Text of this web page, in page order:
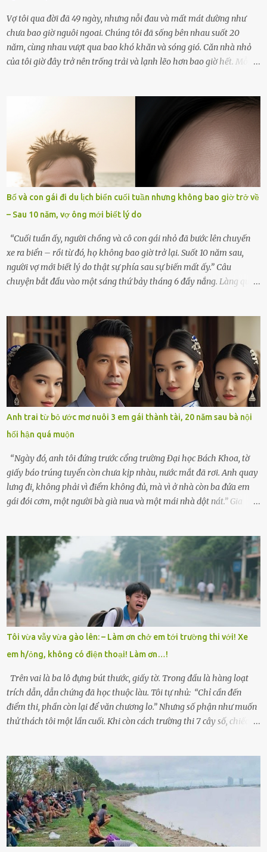
Vợ tôi qua đời đã 49 ngày, nhưng nỗi đau và mất mát dường như
chưa bao giờ nguôi ngoai. Chúng tôi đã sống bên nhau suốt 20
năm, cùng nhau vượt qua bao khó khăn và sóng gió. Căn nhà nhỏ
của tôi giờ đây trở nên trống trải và lạnh lẽo hơn bao giờ hết. Mỗi
rơi vào khoảng trống vô tận, chẳng còn muốn làm gì ngoài việc
ngồi lặng lẽ nhớ về cô ấy. Nhưng cuộc sống không cho phép tôi mãi
chìm đắm trong đau khổ. Họ hàng, bạn bè và những người thân
thiết đã đến bên, giúp tôi tổ chức tang lễ chu toàn. Và hôm nay là
ngày giỗ đầu tiên của vợ, 49 ngày sau khi cô ấy rời xa tôi mãi
mãi.Buổi sáng hôm đó, sau khi cúng cơm xong, tôi quyết định lên
sắp xếp lại bàn thờ vợ. Mọi thứ vẫn như mọi ngày, nhưng có điều gì
đó kỳ lạ mà tôi không thể giải thích được. Trong khoảnh khắc tôi
cúi xuống lau chùi bát hương, một luồng gió lạ thoáng qua, khiến
tôi giật mình. Và rồi, một chuyện kinh...
Bố và con gái đi du lịch biển cuối tuần nhưng không bao giờ trở về
– Sau 10 năm, vợ ông mới biết lý do
“Cuối tuần ấy, người chồng và cô con gái nhỏ đã bước lên chuyến
xe ra biển – rồi từ đó, họ không bao giờ trở lại. Suốt 10 năm sau,
người vợ mới biết lý do thật sự phía sau sự biến mất ấy.” Câu
chuyện bắt đầu vào một sáng thứ bảy tháng 6 đầy nắng. Làng quê
không kém. Ông Minh, vốn là một người đàn ông điềm đạm, ít nói,
hôm ấy lại đặc biệt vui vẻ. Ông chuẩn bị hành lý cho chuyến đi biển
cùng cô con gái 8 tuổi tên Thảo. “Em ở nhà nghỉ ngơi nhé, anh đưa
con đi biển hai ngày, để nó được ngắm sóng, nghịch cát. Về chắc nó
sẽ kể cho em nghe cả tuần không hết chuyện.” – Ông Minh cười
hiền, vuốt tóc vợ. Bà Hạnh nhìn chồng và con gái ríu rít chuẩn bị mà
lòng cũng rộn ràng. Bà vốn ít có dịp đi xa vì còn bận buôn bán ở chợ,
nên lần này cũng đành ở nhà. Thảo ôm chầm lấy mẹ trước khi đi:
“Con sẽ nhặt thật nhiều vỏ sò cho mẹ nhé!” Chiếc xe khách lăn
bánh rời khỏi bến...
Anh trai từ bỏ ước mơ nuôi 3 em gái thành tài, 20 năm sau bà nội
hối hận quá muộn
“Ngày đó, anh tôi đứng trước cổng trường Đại học Bách Khoa, tờ
giấy báo trúng tuyển còn chưa kịp nhàu, nước mắt đã rơi. Anh quay
lưng đi, không phải vì điểm không đủ, mà vì ở nhà còn ba đứa em
gái đói cơm, một người bà già nua và một mái nhà dột nát.” Gia
có tin tức. Mọi gánh nặng đổ dồn lên đôi vai gầy guộc của bà nội –
cụ Nguyễn Thị Đào – và cậu con trai cả là Trí, lúc đó mới chỉ 17 tuổi.
Trí là học sinh giỏi toàn huyện, học lớp 12 nhưng đã biết làm ruộng,
làm thuê, biết đi cày thuê từ 4h sáng rồi lại tất tả về đi học. Người
trong làng thương lắm, bảo: “Thằng Trí học giỏi mà hiền, sau này
nên ông này bà nọ đó!” Trí có ba cô em gái: Mai, Lan và Hương – ba
cái tên mẹ đặt lúc còn sống, mong tụi nhỏ sau này như hoa mai nở
giữa mùa đông. Nhưng hoa có đẹp mấy cũng cần đất màu, mà nhà
thì chỉ toàn đất sỏi đá và khốn khó. Năm đó, Trí đỗ Đại học Bách
Khoa Hà...
Tôi vừa vẫy vừa gào lên: – Làm ơn chở em tới trường thi với! Xe
em h/ỏng, không có điện thoại! Làm ơn…!
Trên vai là ba lô đựng bút thước, giấy tờ. Trong đầu là hàng loạt
trích dẫn, dẫn chứng đã học thuộc làu. Tôi tự nhủ: “Chỉ cần đến
điểm thi, phần còn lại để văn chương lo.” Nhưng số phận như muốn
thử thách tôi một lần cuối. Khi còn cách trường thi 7 cây số, chiếc xe
sực nhớ – điện thoại đang sạc, sáng nay quên mang theo! Giữa con
đường thưa thớt người qua lại, tôi hoảng loạn vẫy tay xin đi nhờ. –
Chú ơi, cháu đi thi, xe hỏng rồi! Làm ơn cho cháu đi nhờ với! – Cô ơi,
giúp cháu với, cháu không có điện thoại… Người thì lắc đầu. Người
thì tăng ga tránh xa như né một kẻ lừa đảo. Tôi gào lên giữa đường
như một kẻ mất trí. Vô ích. 6h10. Còn hơn 30 phút nữa. Trong đầu